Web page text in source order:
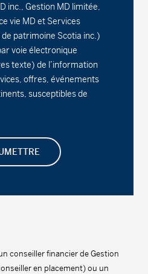
9,51 -0,01 -0,11
MD
17,67 -0,07 -0,39
14,81 -0,06
MD
inc., Gestion MD limitée,
vie MD et Services
de patrimoine Scotia inc.)
voie électronique
texte) de l’information
offres, événements
susceptibles de
conseiller financier de Gestion
en placement) ou un